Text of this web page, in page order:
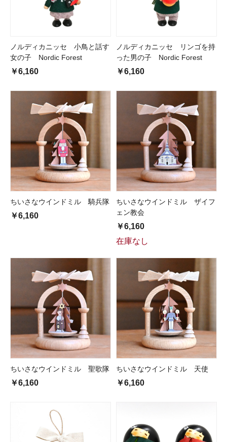
ノルディカニッセ 小鳥と話す
女の子 Nordic Forest
￥6,160
ノルディカニッセ リンゴを持
った男の子 Nordic Forest
￥6,160
ちいさなウインドミル 騎兵隊
￥6,160
ちいさなウインドミル ザイフ
ェン教会
￥6,160
在庫なし
ちいさなウインドミル 聖歌隊
￥6,160
ちいさなウインドミル 天使
￥6,160